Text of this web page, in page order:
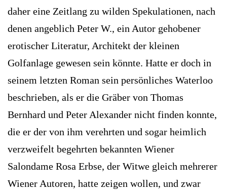
daher eine Zeitlang zu wilden Spekulationen, nach
denen angeblich Peter W., ein Autor gehobener
erotischer Literatur, Architekt der kleinen
Golfanlage gewesen sein könnte. Hatte er doch in
seinem letzten Roman sein persönliches Waterloo
beschrieben, als er die Gräber von Thomas
Bernhard und Peter Alexander nicht finden konnte,
die er der von ihm verehrten und sogar heimlich
verzweifelt begehrten bekannten Wiener
Salondame Rosa Erbse, der Witwe gleich mehrerer
Wiener Autoren, hatte zeigen wollen, und zwar